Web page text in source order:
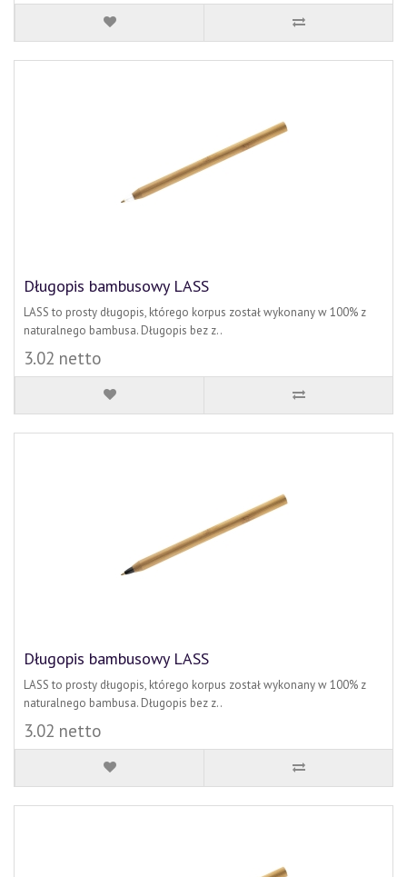
Długopis bambusowy LASS
LASS to prosty długopis, którego korpus został wykonany w 100% z
naturalnego bambusa. Długopis bez z..
3.02 netto
Długopis bambusowy LASS
LASS to prosty długopis, którego korpus został wykonany w 100% z
naturalnego bambusa. Długopis bez z..
3.02 netto